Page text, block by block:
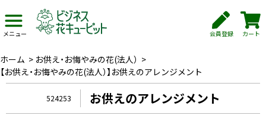
メニュー 会員登録 カート
ホーム > お供え・お悔やみの花(法人） >
【お供え・お悔やみの花(法人）】お供えのアレンジメント
524253 お供えのアレンジメント